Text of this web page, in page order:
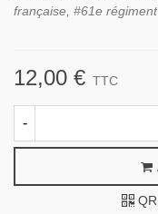
française, #61e
12,00 € TTC
-